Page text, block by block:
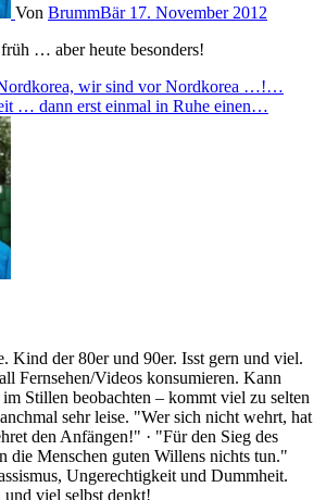
Von BrummBär 17. November 2012
früh … aber heute besonders!
wir sind vor Nordkorea …!…
… dann erst einmal in Ruhe einen…
Kind der 80er und 90er. Isst gern und viel.
Fernsehen/Videos konsumieren. Kann
Stillen beobachten – kommt viel zu selten
sehr leise. "Wer sich nicht wehrt, hat
den Anfängen!" · "Für den Sieg des
die Menschen guten Willens nichts tun."
Ungerechtigkeit und Dummheit.
und viel selbst denkt!